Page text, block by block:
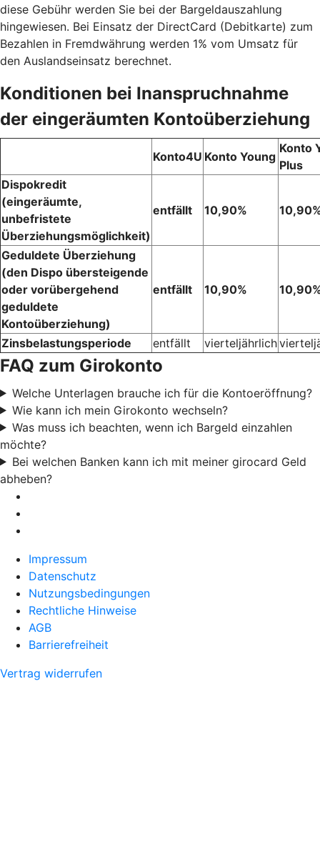
diese Gebühr werden Sie bei der Bargeldauszahlung
hingewiesen. Bei Einsatz der DirectCard (Debitkarte) zum
Bezahlen in Fremdwährung werden 1% vom Umsatz für
den Auslandseinsatz berechnet.
Konditionen bei Inanspruchnahme
der eingeräumten Kontoüberziehung
Konto4U Konto Young
Konto
Plus
Dispokredit
(eingeräumte,
unbefristete
Überziehungsmöglichkeit)
entfällt 10,90%
Geduldete Überziehung
(den Dispo übersteigende
oder vorübergehend
geduldete
Kontoüberziehung)
entfällt 10,90%
Zinsbelastungsperiode entfällt vierteljährlich
FAQ zum Girokonto
Welche Unterlagen brauche ich für die Kontoeröffnung?
Wie kann ich mein Girokonto wechseln?
Was muss ich beachten, wenn ich Bargeld einzahlen
möchte?
Bei welchen Banken kann ich mit meiner girocard Geld
abheben?
Impressum
Datenschutz
Nutzungsbedingungen
Rechtliche Hinweise
AGB
Barrierefreiheit
Vertrag widerrufen